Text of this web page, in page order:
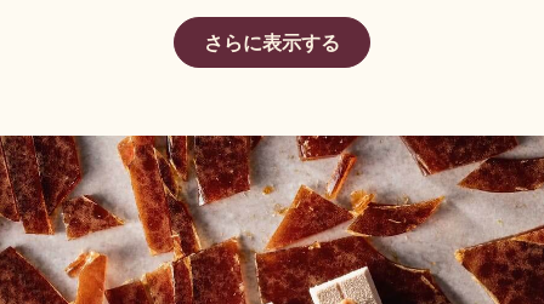
さらに表示する